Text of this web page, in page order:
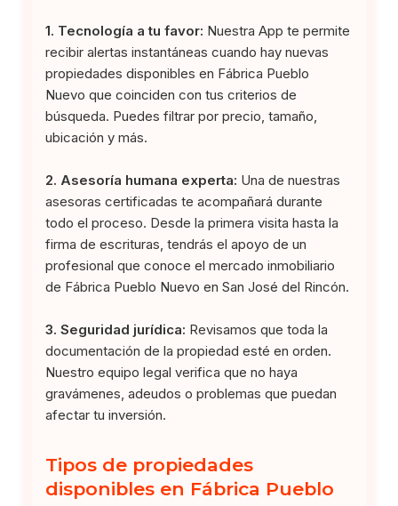
1. Tecnología a tu favor: Nuestra App te permite
recibir alertas instantáneas cuando hay nuevas
propiedades disponibles en Fábrica Pueblo
Nuevo que coinciden con tus criterios de
búsqueda. Puedes filtrar por precio, tamaño,
ubicación y más.
2. Asesoría humana experta: Una de nuestras
asesoras certificadas te acompañará durante
todo el proceso. Desde la primera visita hasta la
firma de escrituras, tendrás el apoyo de un
profesional que conoce el mercado inmobiliario
de Fábrica Pueblo Nuevo en San José del Rincón.
3. Seguridad jurídica: Revisamos que toda la
documentación de la propiedad esté en orden.
Nuestro equipo legal verifica que no haya
gravámenes, adeudos o problemas que puedan
afectar tu inversión.
Tipos de propiedades
disponibles en Fábrica Pueblo